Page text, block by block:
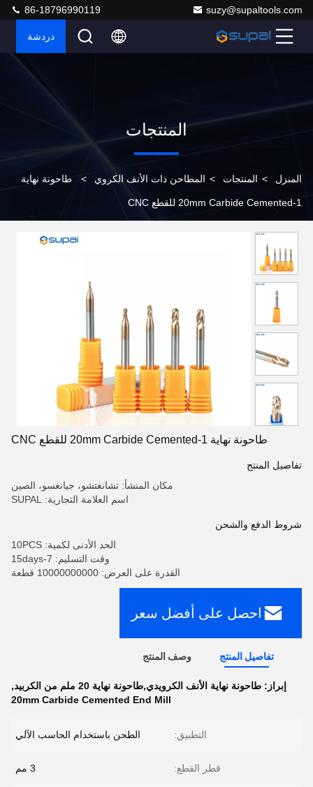
suzy@supaltools.com
86-18796990119
دردشة
المنتجات
المنزل > المنتجات > المطاحن ذات الأنف الكروي > طاحونة نهاية
1-20mm Carbide Cemented للقطع CNC
طاحونة نهاية 1-20mm Carbide Cemented للقطع CNC
تفاصيل المنتج
مكان المنشأ: تشانغتشو، جيانغسو، الصين
اسم العلامة التجارية: SUPAL
شروط الدفع والشحن
الحد الأدنى لكمية: 10PCS
وقت التسليم: 7-15days
القدرة على العرض: 10000000000 قطعة
احصل على أفضل سعر
تفاصيل المنتج وصف المنتج
إبراز: طاحونة نهاية الأنف الكرويدي,طاحونة نهاية 20 ملم من الكربيد
,
20mm Carbide Cemented End Mill
التطبيق: الطحن باستخدام الحاسب الآلي
قطر القطع: 3 مم